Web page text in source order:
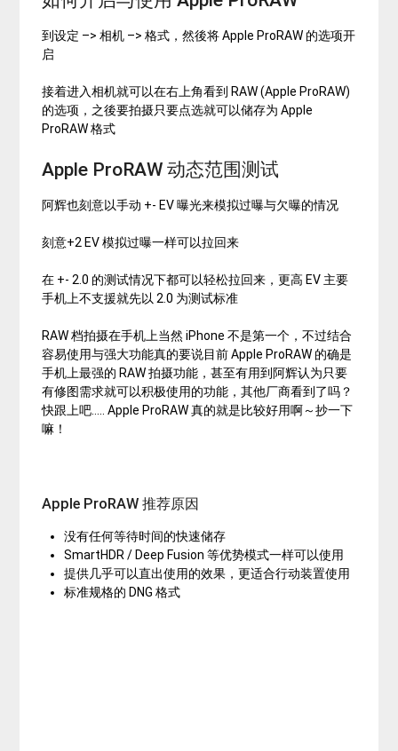
到设定 –> 相机 –> 格式，然後将 Apple ProRAW 的选项开
启
接着进入相机就可以在右上角看到 RAW (Apple ProRAW)
的选项，之後要拍摄只要点选就可以储存为 Apple
ProRAW 格式
Apple ProRAW 动态范围测试
阿辉也刻意以手动 +- EV 曝光来模拟过曝与欠曝的情况
刻意+2 EV 模拟过曝一样可以拉回来
在 +- 2.0 的测试情况下都可以轻松拉回来，更高 EV 主要
手机上不支援就先以 2.0 为测试标准
RAW 档拍摄在手机上当然 iPhone 不是第一个，不过结合
容易使用与强大功能真的要说目前 Apple ProRAW 的确是
手机上最强的 RAW 拍摄功能，甚至有用到阿辉认为只要
有修图需求就可以积极使用的功能，其他厂商看到了吗？
快跟上吧….. Apple ProRAW 真的就是比较好用啊～抄一下
嘛！
Apple ProRAW 推荐原因
没有任何等待时间的快速储存
SmartHDR / Deep Fusion 等优势模式一样可以使用
提供几乎可以直出使用的效果，更适合行动装置使用
标准规格的 DNG 格式